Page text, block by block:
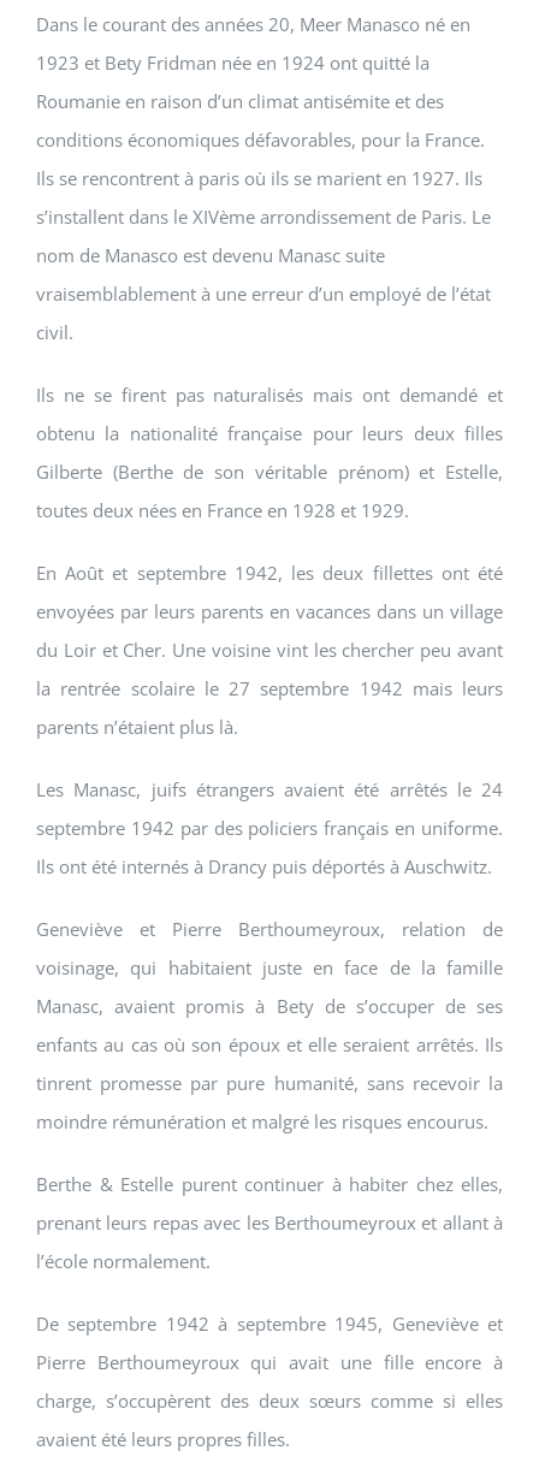
Dans le courant des années 20, Meer Manasco né en
1923 et Bety Fridman née en 1924 ont quitté la
Roumanie en raison d’un climat antisémite et des
conditions économiques défavorables, pour la France.
Ils se rencontrent à paris où ils se marient en 1927. Ils
s’installent dans le XIVème arrondissement de Paris. Le
nom de Manasco est devenu Manasc suite
vraisemblablement à une erreur d’un employé de l’état
civil.
Ils ne se firent pas naturalisés mais ont demandé et
obtenu la nationalité française pour leurs deux filles
Gilberte (Berthe de son véritable prénom) et Estelle,
toutes deux nées en France en 1928 et 1929.
En Août et septembre 1942, les deux fillettes ont été
envoyées par leurs parents en vacances dans un village
du Loir et Cher. Une voisine vint les chercher peu avant
la rentrée scolaire le 27 septembre 1942 mais leurs
parents n’étaient plus là.
Les Manasc, juifs étrangers avaient été arrêtés le 24
septembre 1942 par des policiers français en uniforme.
Ils ont été internés à Drancy puis déportés à Auschwitz.
Geneviève et Pierre Berthoumeyroux, relation de
voisinage, qui habitaient juste en face de la famille
Manasc, avaient promis à Bety de s’occuper de ses
enfants au cas où son époux et elle seraient arrêtés. Ils
tinrent promesse par pure humanité, sans recevoir la
moindre rémunération et malgré les risques encourus.
Berthe & Estelle purent continuer à habiter chez elles,
prenant leurs repas avec les Berthoumeyroux et allant à
l’école normalement.
De septembre 1942 à septembre 1945, Geneviève et
Pierre Berthoumeyroux qui avait une fille encore à
charge, s’occupèrent des deux sœurs comme si elles
avaient été leurs propres filles.